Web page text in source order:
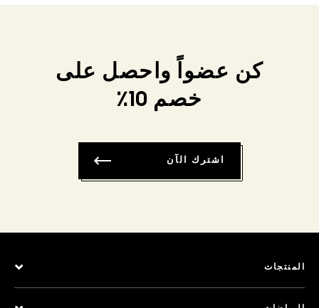
كن عضواً واحصل على
خصم 10٪
اشترك الآن
المنتجات